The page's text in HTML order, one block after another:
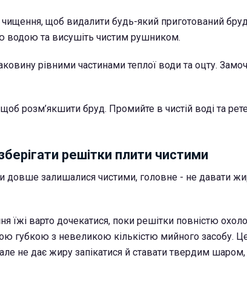
чищення, щоб видалити будь-який приготований
водою та висушіть чистим рушником.
рівними частинами теплої води та оцту.
розм’якшити бруд. Промийте в чистій воді та
решітки плити чистими
довше залишалися чистими, головне - не давати
їжі варто дочекатися, поки решітки повністю
губкою з невеликою кількістю мийного засобу.
не дає жиру запікатися й ставати твердим шаром,